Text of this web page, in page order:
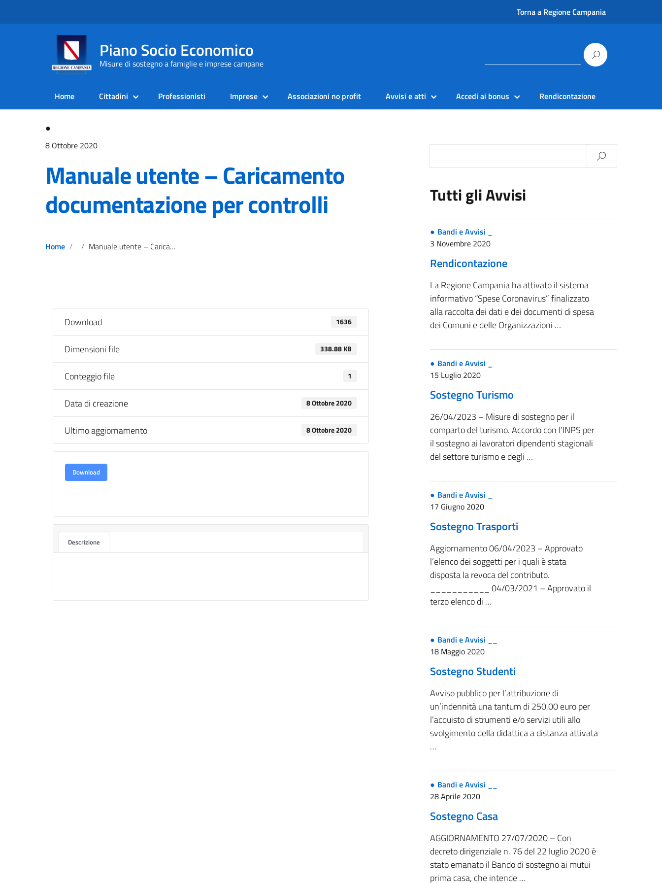
Torna a Regione Campania
Piano Socio Economico
Misure di sostegno a famiglie e imprese campane
Home Cittadini Professionisti Imprese Associazioni no profit Avvisi e atti Accedi ai bonus Rendicontazione
●
8 Ottobre 2020
Manuale utente – Caricamento
documentazione per controlli
Home Manuale utente – Caricamento documentazione per controlli
Download 1636
Dimensioni file 338.88 KB
Conteggio file 1
Data di creazione 8 Ottobre 2020
Ultimo aggiornamento 8 Ottobre 2020
Download
Descrizione
Tutti gli Avvisi
Bandi e Avvisi _
3 Novembre 2020
Rendicontazione
La Regione Campania ha attivato il sistema
informativo “Spese Coronavirus” finalizzato
alla raccolta dei dati e dei documenti di spesa
dei Comuni e delle Organizzazioni …
Bandi e Avvisi _
15 Luglio 2020
Sostegno Turismo
26/04/2023 – Misure di sostegno per il
comparto del turismo. Accordo con l’INPS per
il sostegno ai lavoratori dipendenti stagionali
del settore turismo e degli …
Bandi e Avvisi _
17 Giugno 2020
Sostegno Trasporti
Aggiornamento 06/04/2023 – Approvato
l’elenco dei soggetti per i quali è stata
disposta la revoca del contributo.
___________ 04/03/2021 – Approvato il
terzo elenco di …
Bandi e Avvisi __
18 Maggio 2020
Sostegno Studenti
Avviso pubblico per l’attribuzione di
un’indennità una tantum di 250,00 euro per
l’acquisto di strumenti e/o servizi utili allo
svolgimento della didattica a distanza attivata
…
Bandi e Avvisi __
28 Aprile 2020
Sostegno Casa
AGGIORNAMENTO 27/07/2020 – Con
decreto dirigenziale n. 76 del 22 luglio 2020 è
stato emanato il Bando di sostegno ai mutui
prima casa, che intende …